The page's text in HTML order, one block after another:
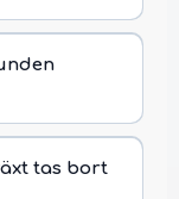
tas bort